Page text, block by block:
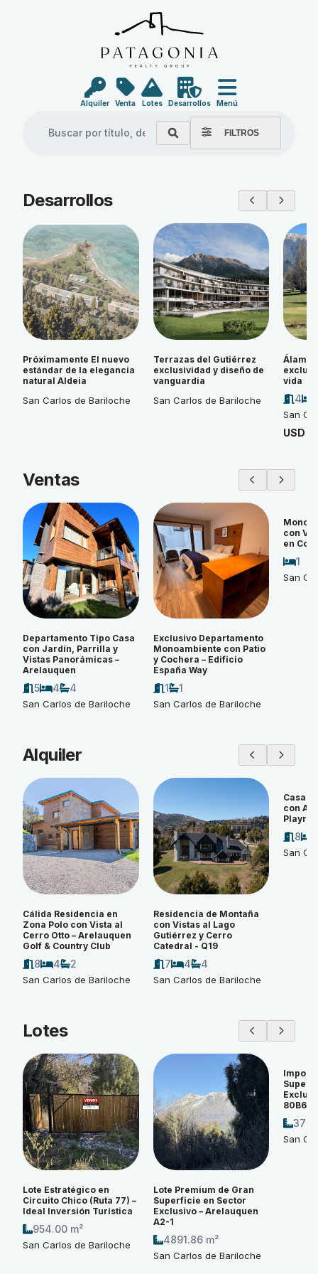
Alquiler Venta Lotes Desarrollos Menú
FILTROS
Explore our properties
Desarrollos
Próximamente El nuevo
estándar de la elegancia
natural Aldeia
San Carlos de Bariloche
Terrazas del Gutiérrez
exclusividad y diseño de
vanguardia
San Carlos de Bariloche
vida
4
San
USD
Ventas
Departamento Tipo Casa
con Jardín, Parrilla y
Vistas Panorámicas –
Arelauquen
5 4 4
San Carlos de Bariloche
Exclusivo Departamento
Monoambiente con Patio
y Cochera – Edificio
España Way
1 1
San Carlos de Bariloche
con
en
1
San
Alquiler
Cálida Residencia en
Zona Polo con Vista al
Cerro Otto – Arelauquen
Golf & Country Club
8 4 2
San Carlos de Bariloche
Residencia de Montaña
con Vistas al Lago
Gutiérrez y Cerro
Catedral - Q19
7 4 4
San Carlos de Bariloche
Casa
con
8
San
Lotes
Lote Estratégico en
Circuito Chico (Ruta 77) –
Ideal Inversión Turística
954.00 m²
San Carlos de Bariloche
Lote Premium de Gran
Superficie en Sector
Exclusivo – Arelauquen
A2-1
4891.86 m²
San Carlos de Bariloche
80B6
San